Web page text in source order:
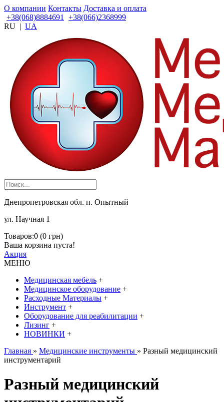
О компании Контакты Доставка и оплата
+38(068)8884691
+38(066)2368999
RU | UA
Днепропетровская обл. п. Опытный
ул. Научная 1
Товаров:0 (0 грн)
Ваша корзина пуста!
Акция
МЕНЮ
Медицинская мебель +
Медицинское оборудование +
Расходные Материалы +
Инструмент +
Оборудование для реабилитации +
Лизинг +
НОВИНКИ +
Главная » Медицинские инструменты » Разный медицинский
инструментарий
Разный медицинский